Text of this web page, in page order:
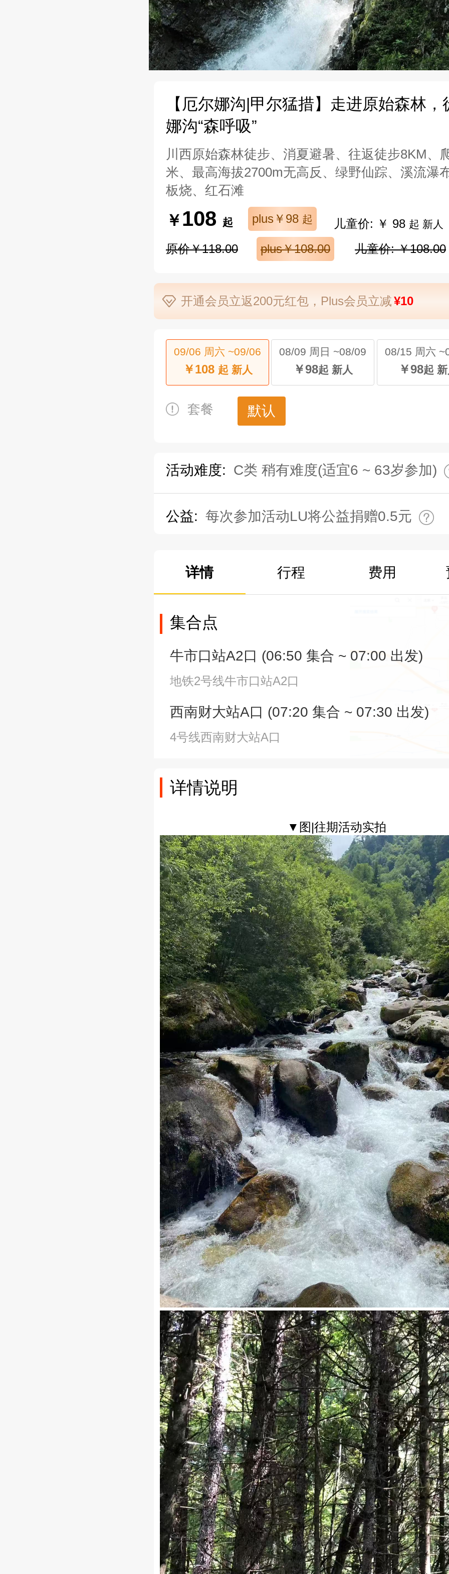
【厄尔娜沟|甲尔猛措】走进原始森林，
娜沟“森呼吸”
川西原始森林徒步、消夏避暑、往返徒步8KM、
米、最高海拔2700m无高反、绿野仙踪、溪流瀑
板烧、红石滩
￥108 起 plus￥98 起 儿童价: ￥ 98 起 新人
原价￥118.00 plus￥108.00 儿童价: ￥108.00
开通会员立返200元红包，Plus会员立减¥10
09/06 周六 ~09/06
￥108 起 新人
08/09 周日 ~08/09
￥98起 新人
08/15 周六
￥98起
套餐 默认
活动难度: C类 稍有难度(适宜6 ~ 63岁参加)
公益: 每次参加活动LU将公益捐赠0.5元
详情 行程 费用
集合点
牛市口站A2口 (06:50 集合 ~ 07:00 出发)
地铁2号线牛市口站A2口
西南财大站A口 (07:20 集合 ~ 07:30 出发)
4号线西南财大站A口
详情说明
▼图|往期活动实拍